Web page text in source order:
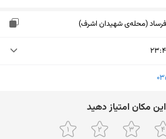
فرساد (محله‌ی شهیدان اشرف)
ﻣﮑﺎن اﻣﺘﯿﺎز دﻫﯿﺪ